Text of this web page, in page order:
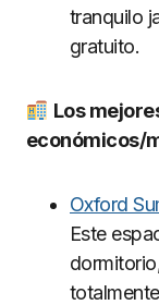
tranquilo
gratuito.
Los
económicos/
Oxford
Este